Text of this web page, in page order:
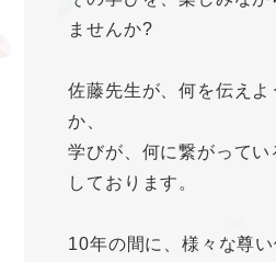
ませんか?
佐藤先生が、何を伝え
か、
学びが、何に繋がってい
しております。
10年の間に、様々な尊